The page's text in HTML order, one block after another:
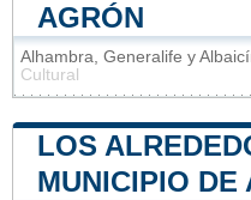
AGRÓN
Alhambra, Generalife y
Cultural
LOS
MUNICIPIO DE